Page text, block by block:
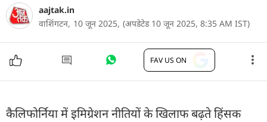
aajtak.in
वाशिंगटन, 10 जून 2025, (अपडेटेड 10 जून 2025, 8:35 AM IST)
FAV US ON
कैलिफोर्निया में इमिग्रेशन नीतियों के खिलाफ बढ़ते हिंसक